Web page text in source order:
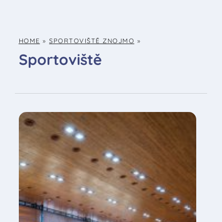
HOME » SPORTOVIŠTĚ ZNOJMO »
Sportoviště